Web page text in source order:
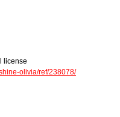
license
olivia/ref/238078/